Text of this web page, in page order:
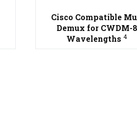
Cisco Compatible
Demux for CWDM-8
Wavelengths4